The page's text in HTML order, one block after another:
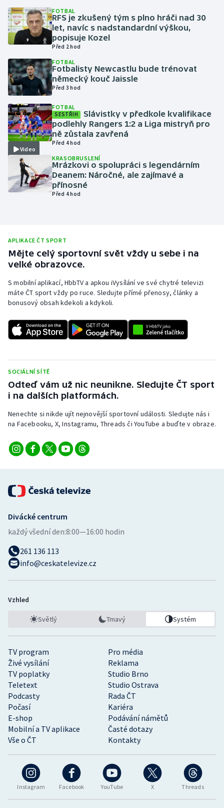
Judo
Krasobruslení
Lyže a snowboard
Moderní pětiboj
Motorsport
Olympijské hry
Parasport
Rychlobruslení
Rychlostní kanoistika
Short track
Sportovní střelba
Stolní tenis
Triatlon
Veslování
Ostatní
FOTBAL
RFS je zkušený tým s plno hráči nad 30
let, navíc s nadstandardní výškou,
popisuje Kozel
Před 2 hod
FOTBAL
Fotbalisty Newcastlu bude trénovat
německý kouč Jaissle
Před 3 hod
Video
FOTBAL
SESTŘIH
Slávistky v předkole kvalifikace
podlehly Rangers 1:2 a Liga mistryň pro
ně zůstala zavřená
Před 4 hod
KRASOBRUSLENÍ
Mrázkovi o spolupráci s legendárním
Deanem: Náročné, ale zajímavé a
přínosné
Před 4 hod
APLIKACE ČT SPORT
Mějte celý sportovní svět vždy u sebe i na
velké obrazovce.
S mobilní aplikací, HbbTV a apkou iVysílání ve své chytré televizi
máte ČT sport vždy po ruce. Sledujte přímé přenosy, články a
bonusový obsah kdekoli a kdykoli.
SOCIÁLNÍ SÍTĚ
Odteď vám už nic neunikne. Sledujte ČT sport
i na dalších platformách.
Nenechte si nikde ujít nejnovější sportovní události. Sledujte nás i
na Facebooku, X, Instagramu, Threads či YouTube a buďte v obraze.
Instagram Facebook YouTube X Threads
TV program
Pro média
Živé vysílání
Reklama
TV poplatky
Studio Brno
Teletext
Studio Ostrava
Podcasty
Rada ČT
Počasí
Kariéra
E-shop
Podávání námětů
Mobilní a TV aplikace
Časté dotazy
Vše o ČT
Kontakty
Divácké centrum
každý všední den:8:00—16:00 hodin
261 136 113
info@ceskatelevize.cz
Vzhled
Světlý Tmavý Systém